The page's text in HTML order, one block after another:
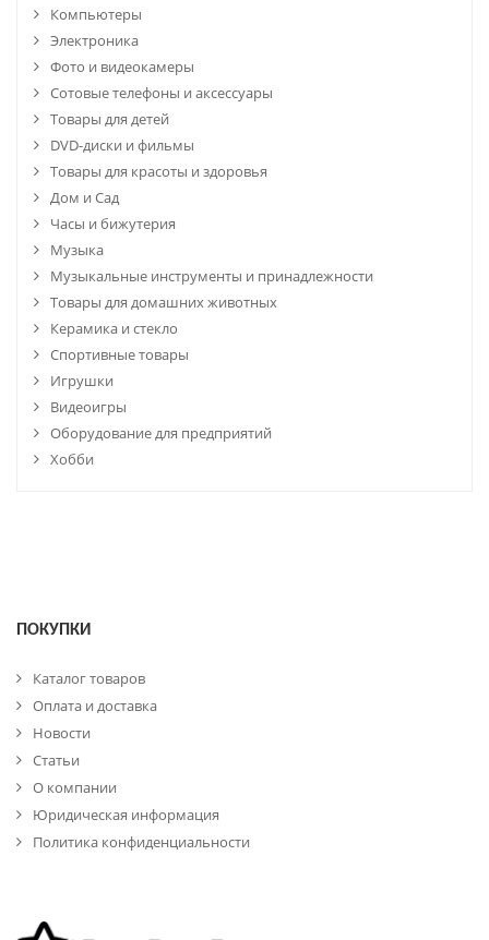
Компьютеры
Электроника
Фото и видеокамеры
Сотовые телефоны и аксессуары
Товары для детей
DVD-диски и фильмы
Товары для красоты и здоровья
Дом и Сад
Часы и бижутерия
Музыка
Музыкальные инструменты и принадлежности
Товары для домашних животных
Керамика и стекло
Спортивные товары
Игрушки
Видеоигры
Оборудование для предприятий
Хобби
ПОКУПКИ
Каталог товаров
Оплата и доставка
Новости
Статьи
О компании
Юридическая информация
Политика конфиденциальности